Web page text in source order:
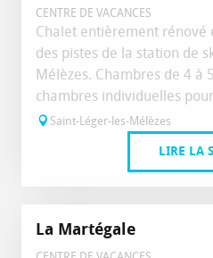
CENTRE DE VACANCES
Chalet entièrement rénové
des pistes de la station de
Mélèzes. Chambres de 4 à
chambres individuelles
Saint-Léger-les-Mélèzes
LIRE LA
La Martégale